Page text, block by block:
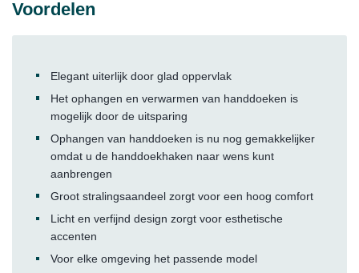
Voordelen
Elegant uiterlijk door glad oppervlak
Het ophangen en verwarmen van handdoeken is
mogelijk door de uitsparing
Ophangen van handdoeken is nu nog gemakkelijker
omdat u de handdoekhaken naar wens kunt
aanbrengen
Groot stralingsaandeel zorgt voor een hoog comfort
Licht en verfijnd design zorgt voor esthetische
accenten
Voor elke omgeving het passende model